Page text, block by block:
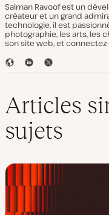
Salman Ravoof est un
créateur et un grand
technologie, il est
photographie, les arts, les
son site web, et
S
W
b
L
e
d
I
n
T
t
r
Articles
sujets